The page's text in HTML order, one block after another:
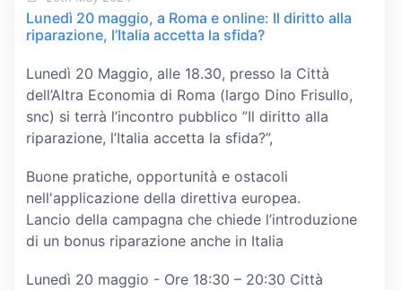
Lunedì 20 maggio, a Roma e online: Il diritto alla
riparazione, l’Italia accetta la sfida?
Lunedì 20 Maggio, alle 18.30, presso la Città
dell’Altra Economia di Roma (largo Dino Frisullo,
snc) si terrà l’incontro pubblico ”Il diritto alla
riparazione, l’Italia accetta la sfida?”,
Buone pratiche, opportunità e ostacoli
nell'applicazione della direttiva europea.
Lancio della campagna che chiede l’introduzione
di un bonus riparazione anche in Italia
Lunedì 20 maggio - Ore 18:30 – 20:30 Città